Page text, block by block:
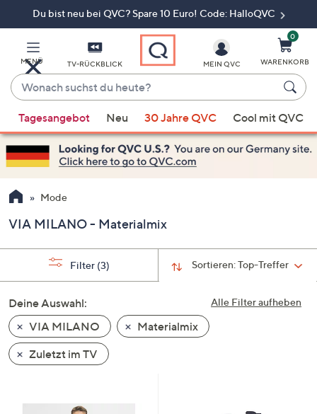
Du bist neu bei QVC? Spare 10 Euro! Code: HalloQVC
MENÜ TV-RÜCKBLICK
Wonach
suchst
du
heute?
Vorschläge
verfügbar
sind,
verwenden
Sie
Pfeiltasten
nach
und
nach
unten
oder
wischen
Sie
MEIN QVC
0
WARENKORB
Tagesangebot Neu 30 Jahre QVC Cool mit QVC
Mode
VIA MILANO - Materialmix
Sortieren:Top-Treffer
Filter (3)
Alle Filter aufheben
Deine Auswahl:
VIA MILANO
Materialmix
Zuletzt im TV